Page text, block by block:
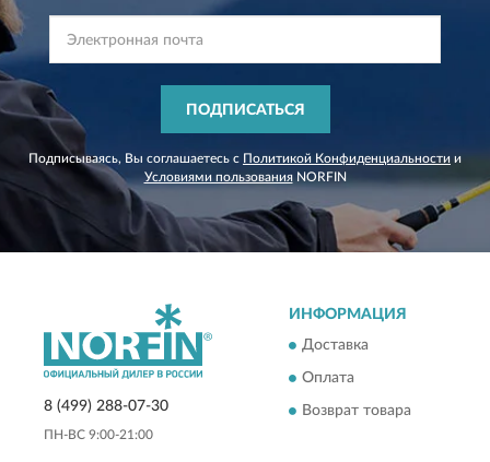
ПОДПИСАТЬСЯ
Подписываясь, Вы соглашаетесь с Политикой Конфиденциальности и
Условиями пользованияNORFIN
8 (499) 288-07-30
ПН-ВС 9:00-21:00
ИНФОРМАЦИЯ
Доставка
Оплата
Возврат товара